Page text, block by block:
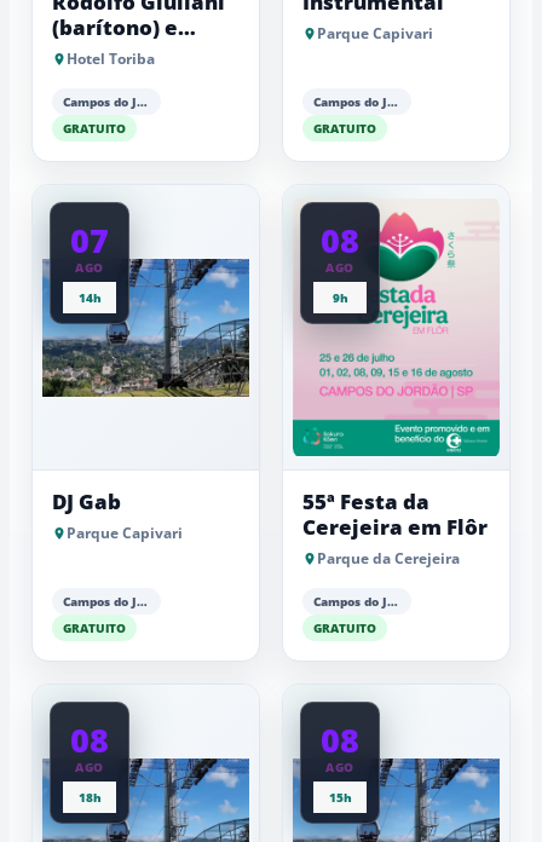
(barítono) e
Antonio Luiz
Hotel Toriba
Campos do Jordão
GRATUITO
Parque Capivari
Campos do Jordão
GRATUITO
07
AGO
14h
DJ Gab
Parque Capivari
Campos do Jordão
GRATUITO
08
AGO
9h
55ª Festa da
Cerejeira em Flôr
Parque da Cerejeira
Campos do Jordão
GRATUITO
08
AGO
18h
08
AGO
15h